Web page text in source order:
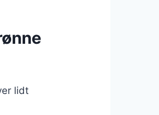
lidt